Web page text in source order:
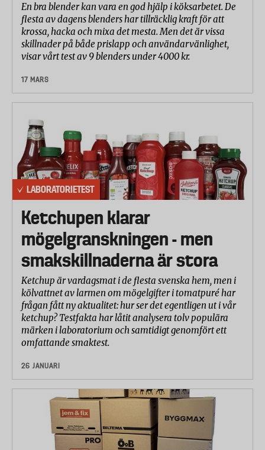
En bra blender kan vara en god hjälp i köksarbetet. De
flesta av dagens blenders har tillräcklig kraft för att
krossa, hacka och mixa det mesta. Men det är vissa
skillnader på både prislapp och användarvänlighet,
visar vårt test av 9 blenders under 4000 kr.
17 MARS
LABORATORIETEST
Ketchupen klarar
mögelgranskningen - men
smakskillnaderna är stora
Ketchup är vardagsmat i de flesta svenska hem, men i
kölvattnet av larmen om mögelgifter i tomatpuré har
frågan fått ny aktualitet: hur ser det egentligen ut i vår
ketchup? Testfakta har låtit analysera tolv populära
märken i laboratorium och samtidigt genomfört ett
omfattande smaktest.
26 JANUARI